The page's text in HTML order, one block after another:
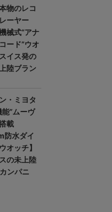
物のレコ
ーヤー
械式“アナ
ード”ウオ
イス発の
陸ブラン
・ミヨタ
能”ムーヴ
載
防水ダイ
オッチ】
の未上陸
ンパニ